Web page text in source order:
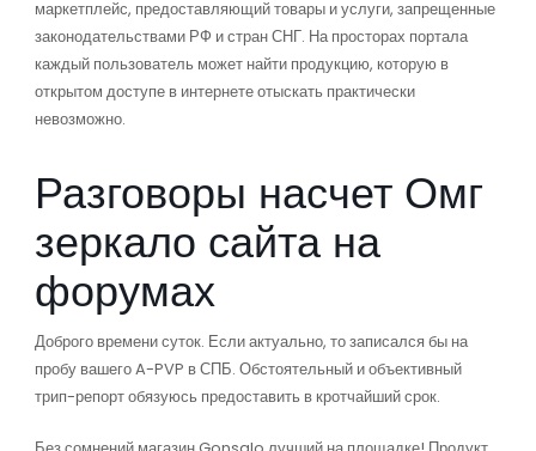
маркетплейс, предоставляющий товары и услуги, запрещенные
законодательствами РФ и стран СНГ. На просторах портала
каждый пользователь может найти продукцию, которую в
открытом доступе в интернете отыскать практически
невозможно.
Разговоры насчет Омг
зеркало сайта на
форумах
Доброго времени суток. Если актуально, то записался бы на
пробу вашего A-PVP в СПБ. Обстоятельный и объективный
трип-репорт обязуюсь предоставить в кротчайший срок.